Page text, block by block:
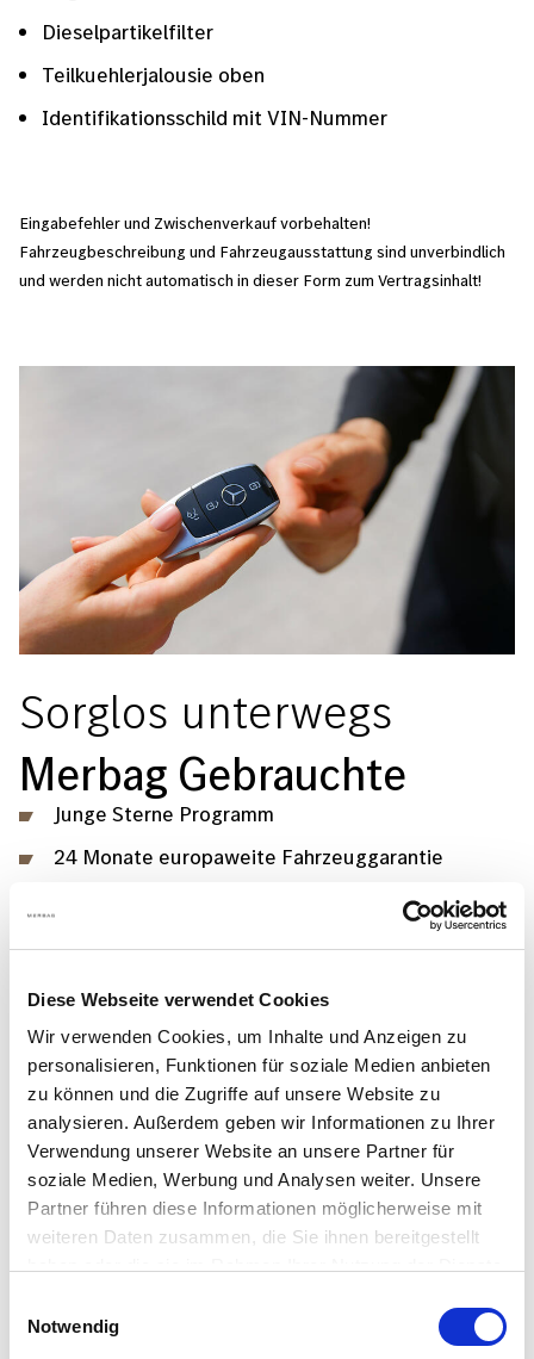
Diese Webseite verwendet Cookies
Wir verwenden Cookies, um Inhalte und Anzeigen zu
personalisieren, Funktionen für soziale Medien anbieten
zu können und die Zugriffe auf unsere Website zu
analysieren. Außerdem geben wir Informationen zu Ihrer
Verwendung unserer Website an unsere Partner für
soziale Medien, Werbung und Analysen weiter. Unsere
Partner führen diese Informationen möglicherweise mit
weiteren Daten zusammen, die Sie ihnen bereitgestellt
Notwendig
Dieselpartikelfilter
Teilkuehlerjalousie oben
Identifikationsschild mit VIN-Nummer
Eingabefehler und Zwischenverkauf vorbehalten!
Fahrzeugbeschreibung und Fahrzeugausstattung sind unverbindlich
und werden nicht automatisch in dieser Form zum Vertragsinhalt!
Sorglos unterwegs
Merbag Gebrauchte
Junge Sterne Programm
24 Monate europaweite Fahrzeuggarantie
ALLE VORTEILE ENTDECKEN
Bild